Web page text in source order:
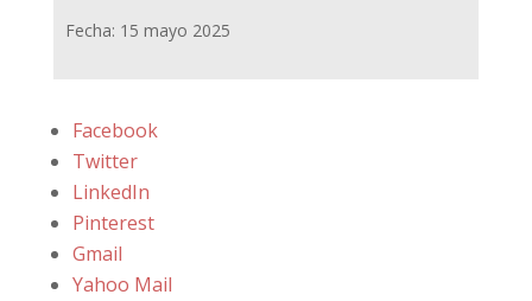
Fecha: 15 mayo 2025
Facebook
Twitter
LinkedIn
Pinterest
Gmail
Yahoo Mail